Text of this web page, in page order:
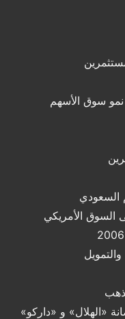
سوق الأسهم
السعودي
السوق الأمريكي
«الهلال» و «داركو»